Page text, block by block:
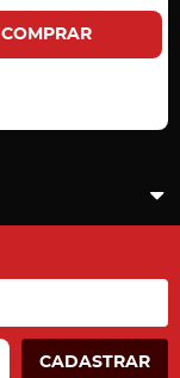
COMPRAR
CADASTRAR